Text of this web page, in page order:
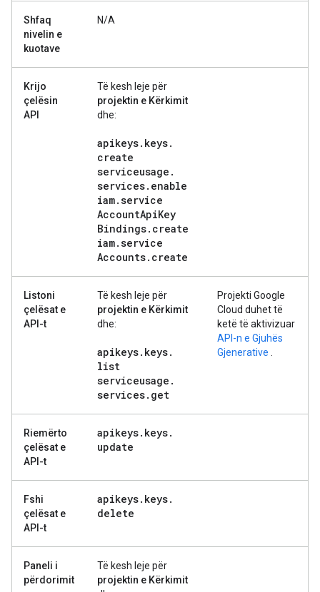
Shfaq
nivelin e
kuotave
N/A
Krijo
çelësin
API
Të kesh leje për
projektin e Kërkimit
dhe:
apikeys. keys.
create
serviceusage .
services. enable
iam.service
AccountApiKey
Bindings. create
iam.service
Accounts. create
Listoni
çelësat e
API-t
Të kesh leje për
projektin e Kërkimit
dhe:
apikeys. keys.
list
serviceusage .
services. get
Projekti Google
Cloud duhet të
ketë të aktivizuar
API-n e Gjuhës
Gjenerative
Riemërto
çelësat e
API-t
apikeys. keys.
update
Fshi
çelësat e
API-t
apikeys. keys.
delete
Paneli i
përdorimit
Të kesh leje për
projektin e Kërkimit